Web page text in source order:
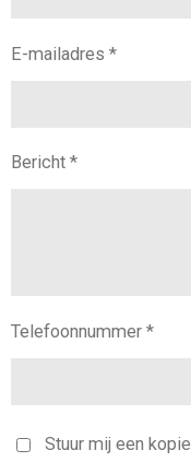
E-mailadres *
Bericht *
Telefoonnummer *
Stuur mij een kopie